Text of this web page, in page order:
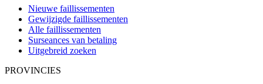
Nieuwe faillissementen
Gewijzigde faillissementen
Alle faillissementen
Surseances van betaling
Uitgebreid zoeken
PROVINCIES